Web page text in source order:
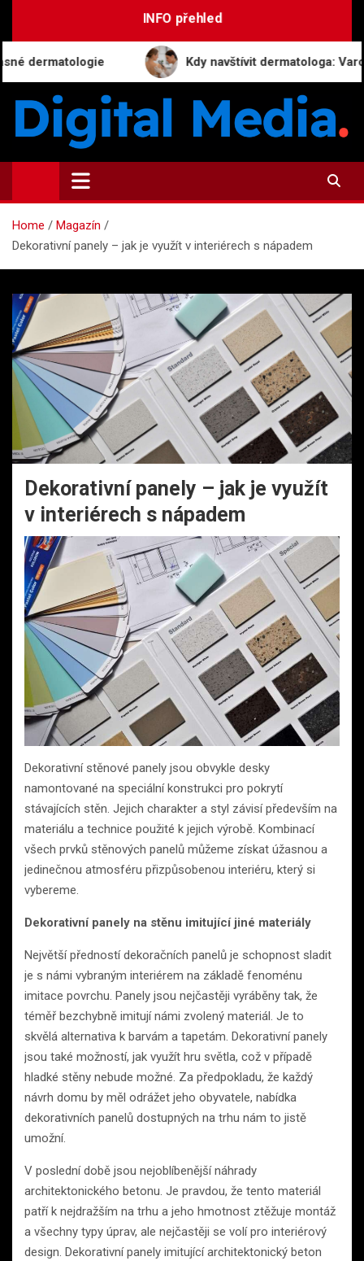
INFO přehled
Kdy navštívit dermatologa: Varovné
Digital-Media.cz
Magazín zpravodajství a novinek
Home
Magazín
Dekorativní panely – jak je využít v interiérech s nápadem
Dekorativní panely – jak je využít
v interiérech s nápadem
Dekorativní stěnové panely jsou obvykle desky
namontované na speciální konstrukci pro pokrytí
stávajících stěn. Jejich charakter a styl závisí především na
materiálu a technice použité k jejich výrobě. Kombinací
všech prvků stěnových panelů můžeme získat úžasnou a
jedinečnou atmosféru přizpůsobenou interiéru, který si
vybereme.
Dekorativní panely na stěnu imitující jiné materiály
Největší předností dekoračních panelů je schopnost sladit
je s námi vybraným interiérem na základě fenoménu
imitace povrchu. Panely jsou nejčastěji vyráběny tak, že
téměř bezchybně imitují námi zvolený materiál. Je to
skvělá alternativa k barvám a tapetám. Dekorativní panely
jsou také možností, jak využít hru světla, což v případě
hladké stěny nebude možné. Za předpokladu, že každý
návrh domu by měl odrážet jeho obyvatele, nabídka
dekorativních panelů dostupných na trhu nám to jistě
umožní.
V poslední době jsou nejoblíbenější náhrady
architektonického betonu. Je pravdou, že tento materiál
patří k nejdražším na trhu a jeho hmotnost ztěžuje montáž
a všechny typy úprav, ale nejčastěji se volí pro interiérový
design. Dekorativní panely imitující architektonický beton